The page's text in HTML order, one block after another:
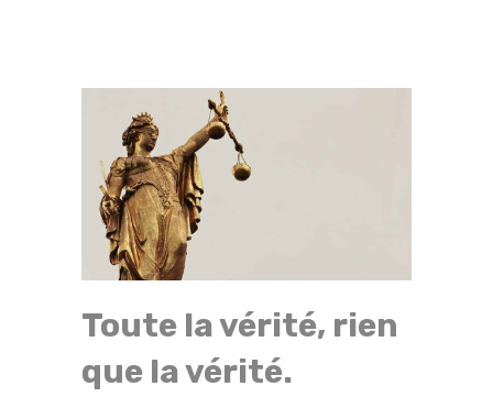
Toute la vérité, rien
que la vérité.